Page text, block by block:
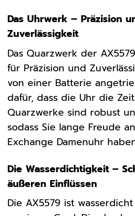
Das Uhrwerk – Präzision
Zuverlässigkeit
Das Quarzwerk der
für Präzision und
von einer Batterie
dafür, dass die Uhr die
Quarzwerke sind robust
sodass Sie lange Freude
Exchange Damenuhr
Die Wasserdichtigkeit –
äußeren Einflüssen
Die AX5579 ist